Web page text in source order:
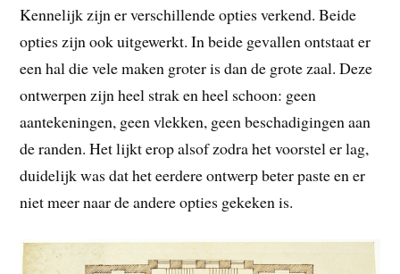
Kennelijk zijn er verschillende opties verkend. Beide
opties zijn ook uitgewerkt. In beide gevallen ontstaat er
een hal die vele maken groter is dan de grote zaal. Deze
ontwerpen zijn heel strak en heel schoon: geen
aantekeningen, geen vlekken, geen beschadigingen aan
de randen. Het lijkt erop alsof zodra het voorstel er lag,
duidelijk was dat het eerdere ontwerp beter paste en er
niet meer naar de andere opties gekeken is.